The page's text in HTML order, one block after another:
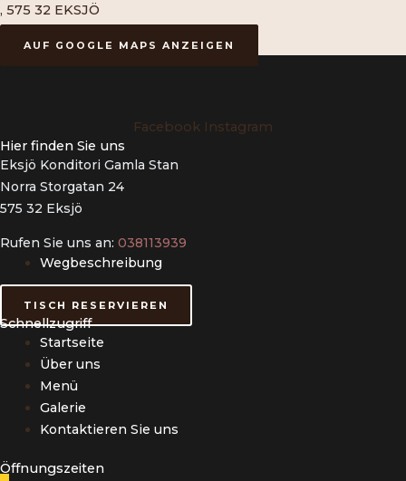
, 575 32 EKSJÖ
AUF GOOGLE MAPS ANZEIGEN
Facebook Instagram
Hier finden Sie uns
Eksjö Konditori Gamla Stan
Norra Storgatan 24
575 32 Eksjö
Rufen Sie uns an: 038113939
Wegbeschreibung
TISCH RESERVIEREN
Schnellzugriff
Startseite
Über uns
Menü
Galerie
Kontaktieren Sie uns
Öffnungszeiten